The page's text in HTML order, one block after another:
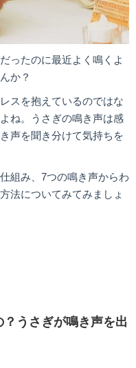
ったのに最近よく鳴くよ
か？
スを抱えているのではな
ね。うさぎの鳴き声は感
声を聞き分けて気持ちを
組み、7つの鳴き声からわ
法についてみてみましょ
うさぎが鳴き声を出